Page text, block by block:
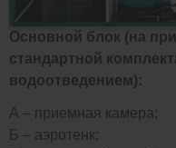
Основной блок (на
стандартной
водоотведением):
А – приемная камера;
Б – аэротенк;